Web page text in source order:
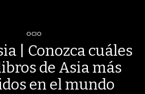
OCIO
| Conozca cuáles
de Asia más
en el mundo